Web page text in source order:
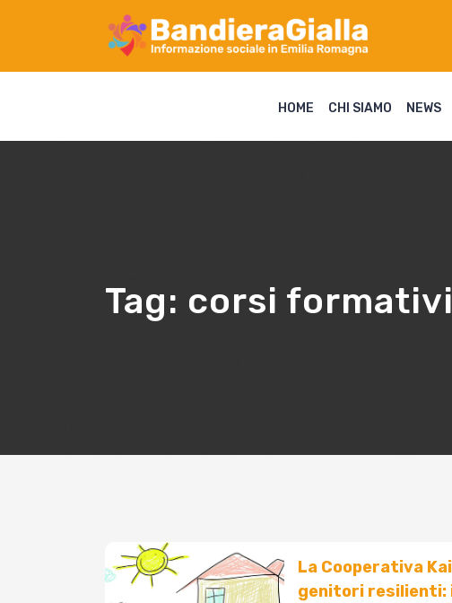
HOME CHI SIAMO NEWS
Tag: corsi formativi
La Cooperativa
genitori resilienti: